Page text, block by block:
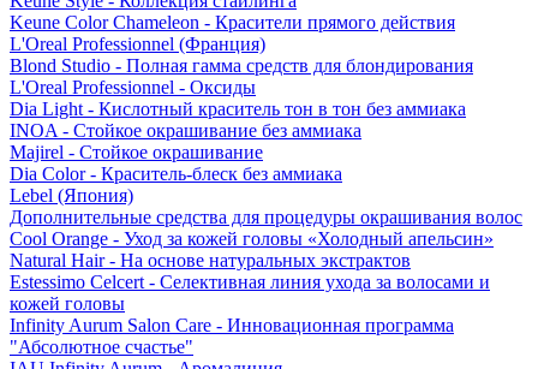
Keune Color Chameleon - Красители прямого действия
L'Oreal Professionnel (Франция)
Blond Studio - Полная гамма средств для блондирования
L'Oreal Professionnel - Оксиды
Dia Light - Кислотный краситель тон в тон без аммиака
INOA - Стойкое окрашивание без аммиака
Majirel - Стойкое окрашивание
Dia Color - Краситель-блеск без аммиака
Lebel (Япония)
Дополнительные средства для процедуры окрашивания волос
Cool Orange - Уход за кожей головы «Холодный апельсин»
Natural Hair - На основе натуральных экстрактов
Estessimo Celcert - Селективная линия ухода за волосами и
кожей головы
Infinity Aurum Salon Care - Инновационная программа
"Абсолютное счастье"